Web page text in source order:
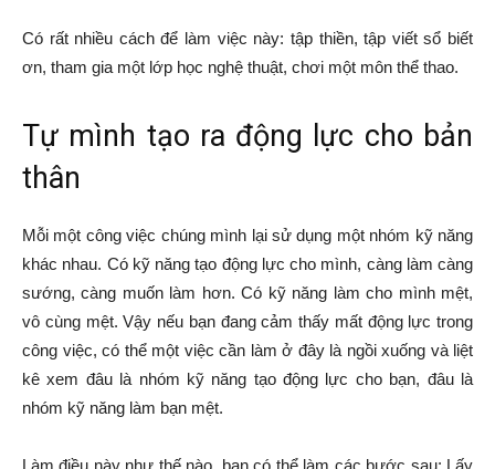
Có rất nhiều cách để làm việc này: tập thiền, tập viết sổ biết
ơn, tham gia một lớp học nghệ thuật, chơi một môn thể thao.
Tự mình tạo ra động lực cho bản
thân
Mỗi một công việc chúng mình lại sử dụng một nhóm kỹ năng
khác nhau. Có kỹ năng tạo động lực cho mình, càng làm càng
sướng, càng muốn làm hơn. Có kỹ năng làm cho mình mệt,
vô cùng mệt. Vậy nếu bạn đang cảm thấy mất động lực trong
công việc, có thể một việc cần làm ở đây là ngồi xuống và liệt
kê xem đâu là nhóm kỹ năng tạo động lực cho bạn, đâu là
nhóm kỹ năng làm bạn mệt.